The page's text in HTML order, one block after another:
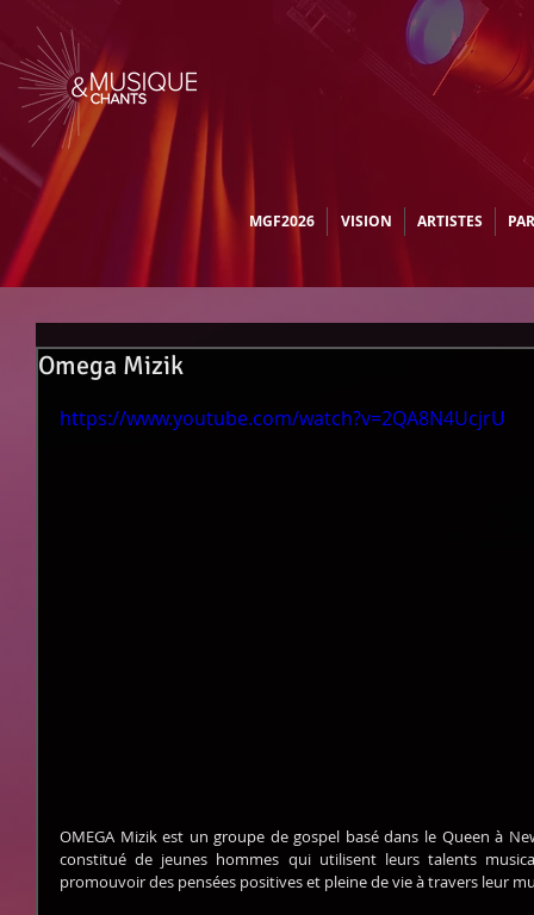
MGF2026 VISION ARTISTES
Omega Mizik
https://www.youtube.com/watch?v=2QA8N4UcjrU
OMEGA Mizik est un groupe de gospel basé dans le Queen à
constitué de jeunes hommes qui utilisent leurs talents
promouvoir des pensées positives et pleine de vie à travers leur